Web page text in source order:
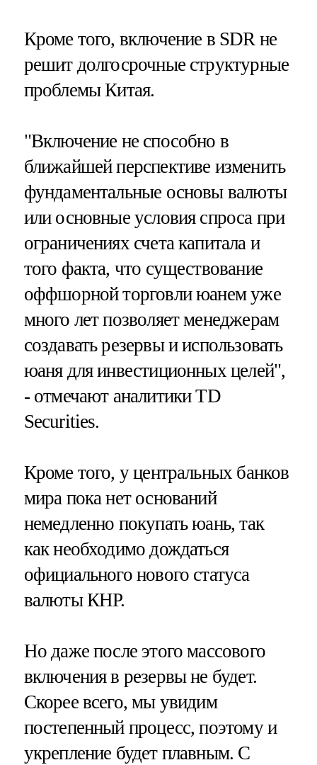
Кроме того, включение в SDR не
решит долгосрочные структурные
проблемы Китая.
"Включение не способно в
ближайшей перспективе изменить
фундаментальные основы валюты
или основные условия спроса при
ограничениях счета капитала и
того факта, что существование
оффшорной торговли юанем уже
много лет позволяет менеджерам
создавать резервы и использовать
юаня для инвестиционных целей",
- отмечают аналитики TD
Securities.
Кроме того, у центральных банков
мира пока нет оснований
немедленно покупать юань, так
как необходимо дождаться
официального нового статуса
валюты КНР.
Но даже после этого массового
включения в резервы не будет.
Скорее всего, мы увидим
постепенный процесс, поэтому и
укрепление будет плавным. С